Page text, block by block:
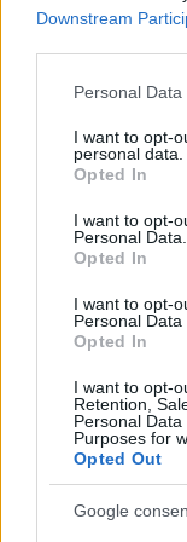
Downstream
Please note that
not limited to your
grant or deny
use your data for
consent section.
Personal
I want to opt-
personal data.
Opted In
I want to opt-
Personal Data.
Opted In
I want to opt-
Personal Data
Opted In
I want to opt-
Retention,
Personal
Purposes for
Opted Out
Google
οπτικών ινών.
ΔΕΗ FiberGrid:
έχει
(homes
εκατομμύρια
(ready for
Vodafone
της Vodafone
από 550.000
είναι επίσης
εταιρεία
υποδομές,
την πρώτη